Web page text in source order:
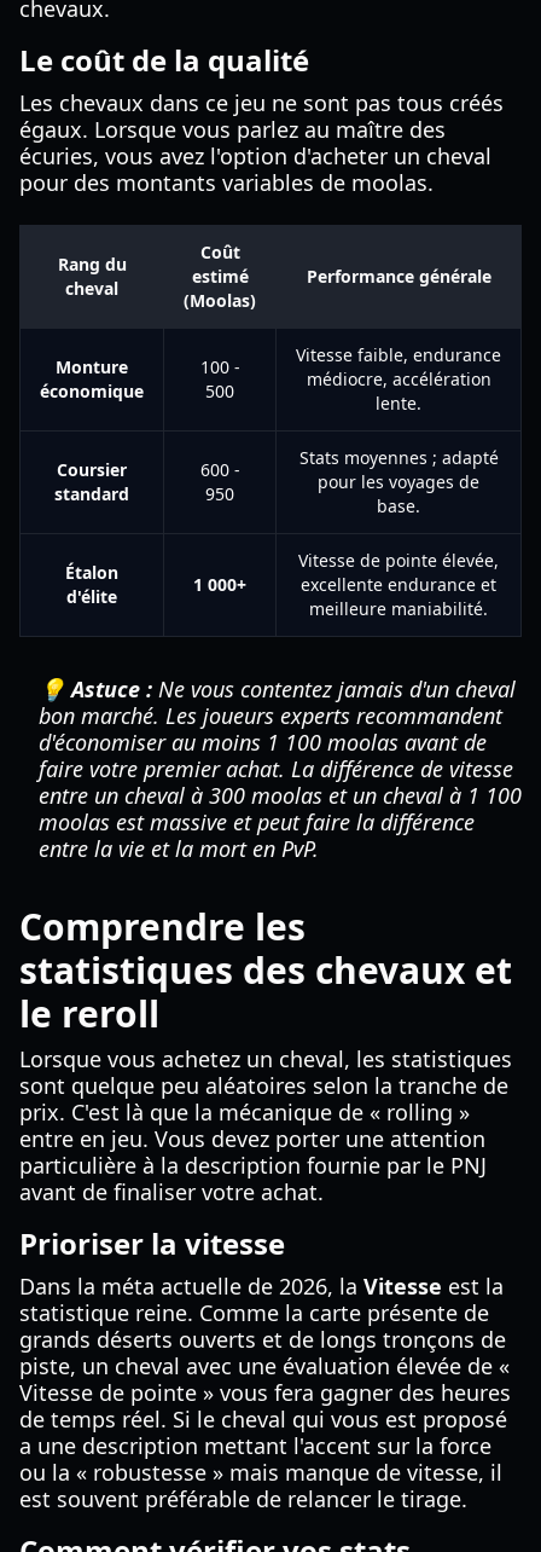
chevaux.
Le coût de la qualité
Les chevaux dans ce jeu ne sont pas tous créés
égaux. Lorsque vous parlez au maître des
écuries, vous avez l'option d'acheter un cheval
pour des montants variables de moolas.
Rang du
cheval
Coût
estimé
(Moolas)
Performance générale
Monture
économique
100 -
500
Vitesse faible, endurance
médiocre, accélération
lente.
Coursier
standard
600 -
950
Stats moyennes ; adapté
pour les voyages de
base.
Étalon
d'élite
1 000+
Vitesse de pointe élevée,
excellente endurance et
meilleure maniabilité.
💡 Astuce : Ne vous contentez jamais d'un cheval
bon marché. Les joueurs experts recommandent
d'économiser au moins 1 100 moolas avant de
faire votre premier achat. La différence de vitesse
entre un cheval à 300 moolas et un cheval à 1 100
moolas est massive et peut faire la différence
entre la vie et la mort en PvP.
Comprendre les
statistiques des chevaux et
le reroll
Lorsque vous achetez un cheval, les statistiques
sont quelque peu aléatoires selon la tranche de
prix. C'est là que la mécanique de « rolling »
entre en jeu. Vous devez porter une attention
particulière à la description fournie par le PNJ
avant de finaliser votre achat.
Prioriser la vitesse
Dans la méta actuelle de 2026, la Vitesse est la
statistique reine. Comme la carte présente de
grands déserts ouverts et de longs tronçons de
piste, un cheval avec une évaluation élevée de «
Vitesse de pointe » vous fera gagner des heures
de temps réel. Si le cheval qui vous est proposé
a une description mettant l'accent sur la force
ou la « robustesse » mais manque de vitesse, il
est souvent préférable de relancer le tirage.